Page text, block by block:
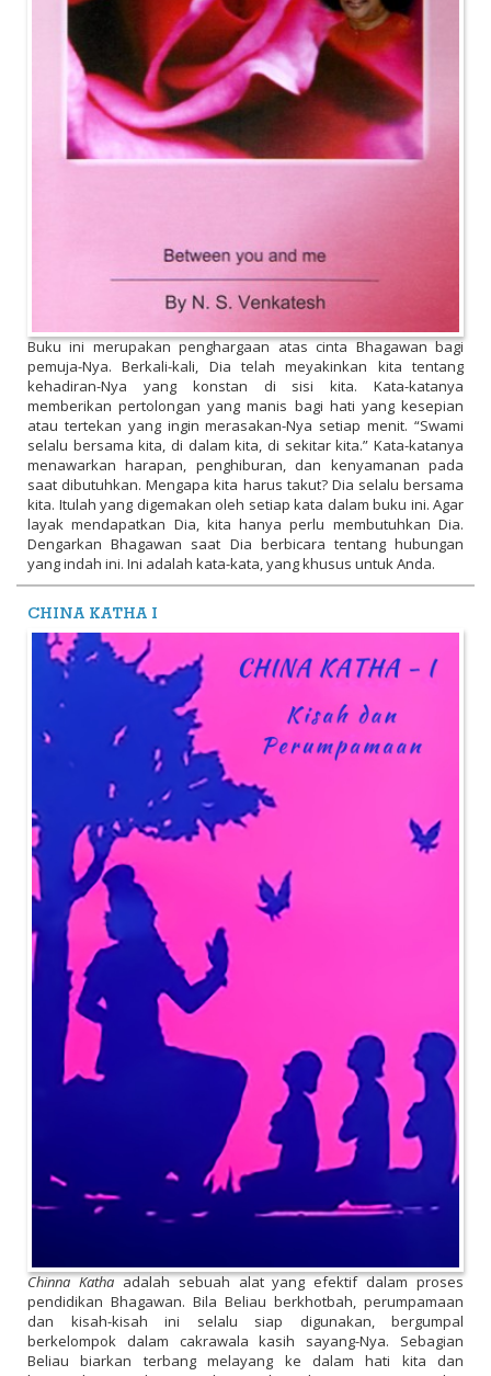
Buku ini merupakan penghargaan atas cinta Bhagawan bagi
pemuja-Nya. Berkali-kali, Dia telah meyakinkan kita tentang
kehadiran-Nya yang konstan di sisi kita.
Kata-katanya
memberikan pertolongan yang manis bagi hati yang kesepian
atau tertekan yang ingin merasakan-Nya setiap menit. “Swami
selalu bersama kita, di dalam kita, di sekitar kita.” Kata-katanya
menawarkan harapan, penghiburan, dan kenyamanan pada
saat dibutuhkan. Mengapa kita harus takut? Dia selalu bersama
kita. Itulah yang digemakan oleh setiap kata dalam buku ini. Agar
layak mendapatkan Dia, kita hanya perlu membutuhkan Dia.
Dengarkan Bhagawan saat Dia berbicara tentang hubungan
yang indah ini. Ini adalah kata-kata, yang khusus untuk Anda.
CHINA KATHA I
Chinna Kathaadalah sebuah alat yang efektif dalam proses
pendidikan Bhagawan. Bila Beliau berkhotbah, perumpamaan
dan kisah-kisah ini selalu siap digunakan, bergumpal
berkelompok dalam cakrawala kasih sayang-Nya. Sebagian
Beliau biarkan terbang melayang ke dalam hati kita dan